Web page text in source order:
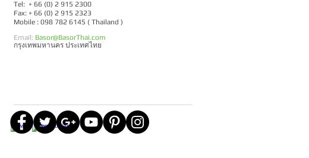
Tel: + 66 (0) 2 915 2300
Fax: + 66 (0) 2 915 2323
Mobile : 098 782 6145 ( Thailand )
Email: Basor@BasorThai.com
กรุงเทพมหานคร ประเทศไทย